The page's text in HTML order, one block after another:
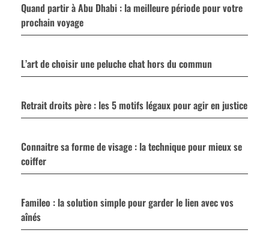
Quand partir à Abu Dhabi : la meilleure période pour votre
prochain voyage
L’art de choisir une peluche chat hors du commun
Retrait droits père : les 5 motifs légaux pour agir en justice
Connaitre sa forme de visage : la technique pour mieux se
coiffer
Famileo : la solution simple pour garder le lien avec vos
aînés